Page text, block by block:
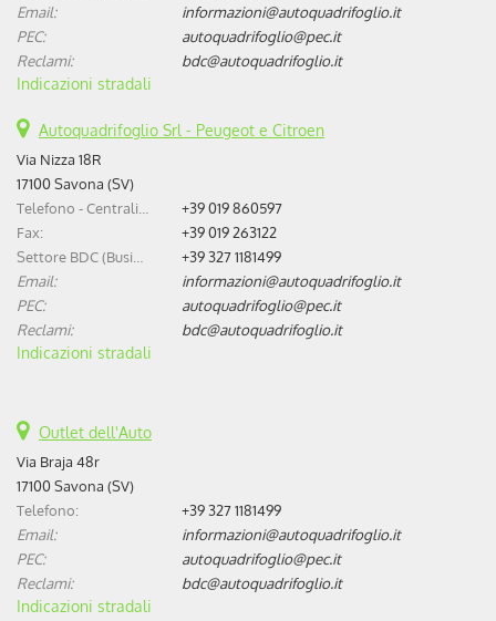
Email:
informazioni@autoquadrifoglio.it
PEC:
autoquadrifoglio@pec.it
Reclami:
bdc@autoquadrifoglio.it
Indicazioni stradali
Autoquadrifoglio Srl - Peugeot e Citroen
Via Nizza 18R
17100 Savona (SV)
+39 019 860597
Fax:
+39 019 263122
+39 327 1181499
Email:
informazioni@autoquadrifoglio.it
PEC:
autoquadrifoglio@pec.it
Reclami:
bdc@autoquadrifoglio.it
Indicazioni stradali
Outlet dell'Auto
Via Braja 48r
17100 Savona (SV)
Telefono:
+39 327 1181499
Email:
informazioni@autoquadrifoglio.it
PEC:
autoquadrifoglio@pec.it
Reclami:
bdc@autoquadrifoglio.it
Indicazioni stradali